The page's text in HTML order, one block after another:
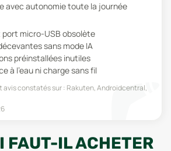
avec autonomie toute la journée
micro-USB obsolète
sans mode IA
préinstallées inutiles
à l'eau ni charge sans fil
avis constatés sur : Rakuten, Androidcentral,
FAUT-IL ACHETER